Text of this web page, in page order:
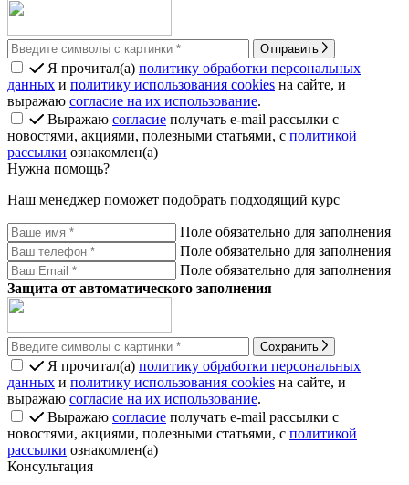
Отправить
Я прочитал(а) политику обработки персональных
данных и политику использования cookies на сайте, и
выражаю согласие на их использование.
Выражаю согласие получать e-mail рассылки с
новостями, акциями, полезными статьями, с политикой
рассылки ознакомлен(а)
Нужна помощь?
Наш менеджер поможет подобрать подходящий курс
Поле обязательно для заполнения
Поле обязательно для заполнения
Поле обязательно для заполнения
Защита от автоматического заполнения
Сохранить
Я прочитал(а) политику обработки персональных
данных и политику использования cookies на сайте, и
выражаю согласие на их использование.
Выражаю согласие получать e-mail рассылки с
новостями, акциями, полезными статьями, с политикой
рассылки ознакомлен(а)
Консультация